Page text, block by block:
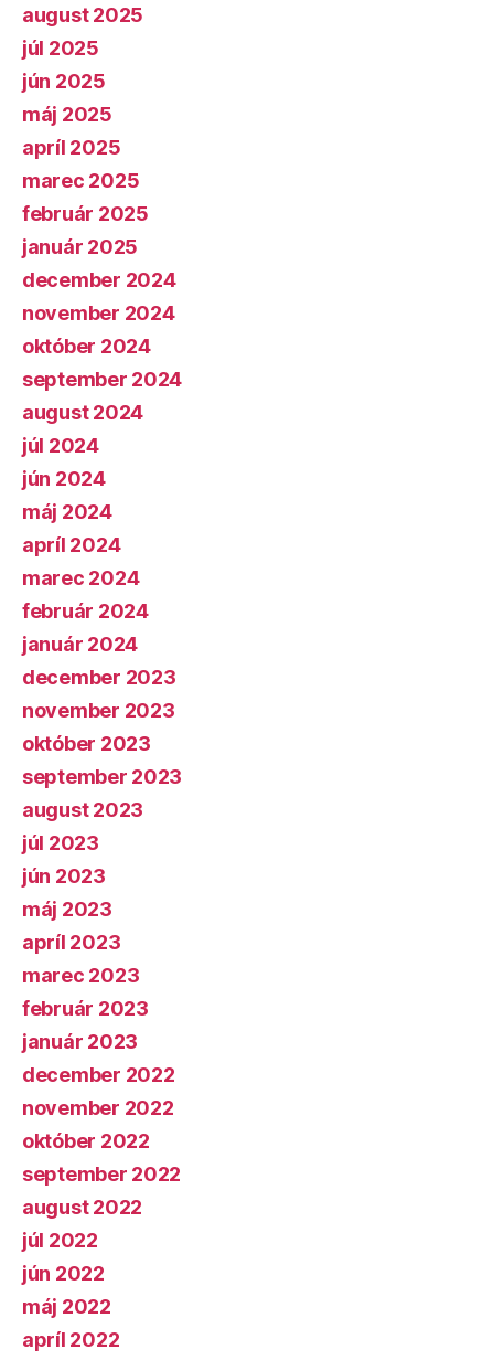
august 2025
júl 2025
jún 2025
máj 2025
apríl 2025
marec 2025
február 2025
január 2025
december 2024
november 2024
október 2024
september 2024
august 2024
júl 2024
jún 2024
máj 2024
apríl 2024
marec 2024
február 2024
január 2024
december 2023
november 2023
október 2023
september 2023
august 2023
júl 2023
jún 2023
máj 2023
apríl 2023
marec 2023
február 2023
január 2023
december 2022
november 2022
október 2022
september 2022
august 2022
júl 2022
jún 2022
máj 2022
apríl 2022